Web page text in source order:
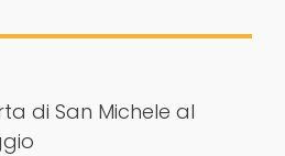
di San Michele al